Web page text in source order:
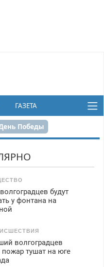
ГАЗЕТА
Победы
будут
у фонтана на
волгоградцев
тушат на юге